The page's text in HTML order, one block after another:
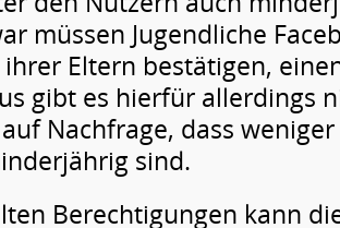
müssen Jugendliche
Eltern bestätigen,
gibt es hierfür allerdings
Nachfrage, dass
sind.
Berechtigungen kann